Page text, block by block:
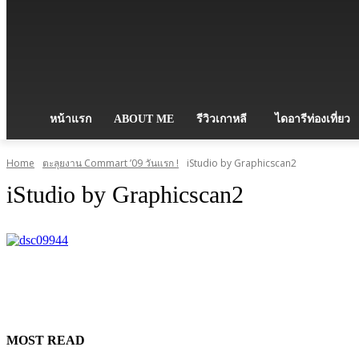
หน้าแรก ABOUT ME รีวิวเกาหลี ไดอารีท่องเที่ยว
Home ตะลุยงาน Commart ’09 วันแรก ! iStudio by Graphicscan2
iStudio by Graphicscan2
MOST READ